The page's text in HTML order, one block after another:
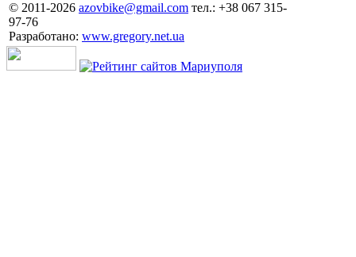
© 2011-2026 azovbike@gmail.com тел.: +38 067 315-
97-76
Разработано: www.gregory.net.ua